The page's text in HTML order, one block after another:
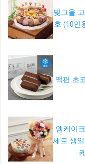
빚고을
호 (10인
떡편 초
엠케이
세트 생